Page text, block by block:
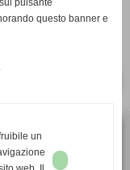
...
(GE)
pulsante
questo banner e
un